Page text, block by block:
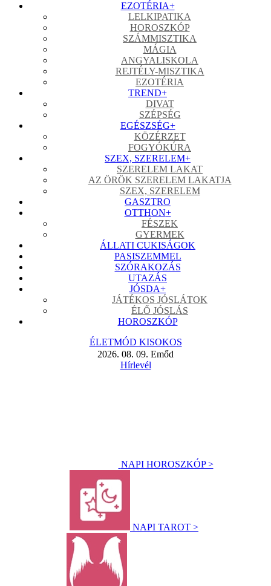
EZOTÉRIA+
LELKIPATIKA
HOROSZKÓP
SZÁMMISZTIKA
MÁGIA
ANGYALISKOLA
REJTÉLY-MISZTIKA
EZOTÉRIA
TREND+
DIVAT
SZÉPSÉG
EGÉSZSÉG+
KÖZÉRZET
FOGYÓKÚRA
SZEX, SZERELEM+
SZERELEM LAKAT
AZ ÖRÖK SZERELEM LAKATJA
SZEX, SZERELEM
GASZTRO
OTTHON+
FÉSZEK
GYERMEK
ÁLLATI CUKISÁGOK
PASISZEMMEL
SZÓRAKOZÁS
UTAZÁS
JÓSDA+
JÁTÉKOS JÓSLÁTOK
ÉLŐ JÓSLÁS
HOROSZKÓP
ÉLETMÓD KISOKOS
2026. 08. 09. Emőd
Hírlevél
NAPI HOROSZKÓP >
NAPI TAROT >